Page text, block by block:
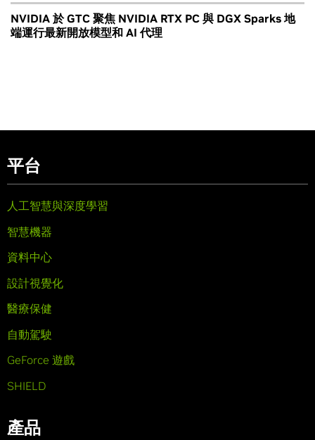
NVIDIA 於 GTC 聚焦 NVIDIA RTX PC 與 DGX Sparks 地
端運行最新開放模型和 AI 代理
平台
人工智慧與深度學習
智慧機器
資料中心
設計視覺化
醫療保健
自動駕駛
GeForce 遊戲
SHIELD
產品